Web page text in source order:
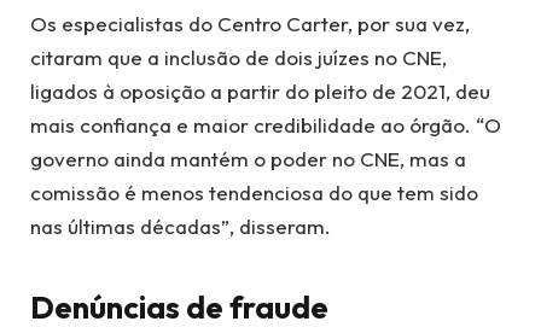
Os especialistas do Centro Carter, por sua vez,
citaram que a inclusão de dois juízes no CNE,
ligados à oposição a partir do pleito de 2021, deu
mais confiança e maior credibilidade ao órgão. “O
governo ainda mantém o poder no CNE, mas a
comissão é menos tendenciosa do que tem sido
nas últimas décadas”, disseram.
Denúncias de fraude